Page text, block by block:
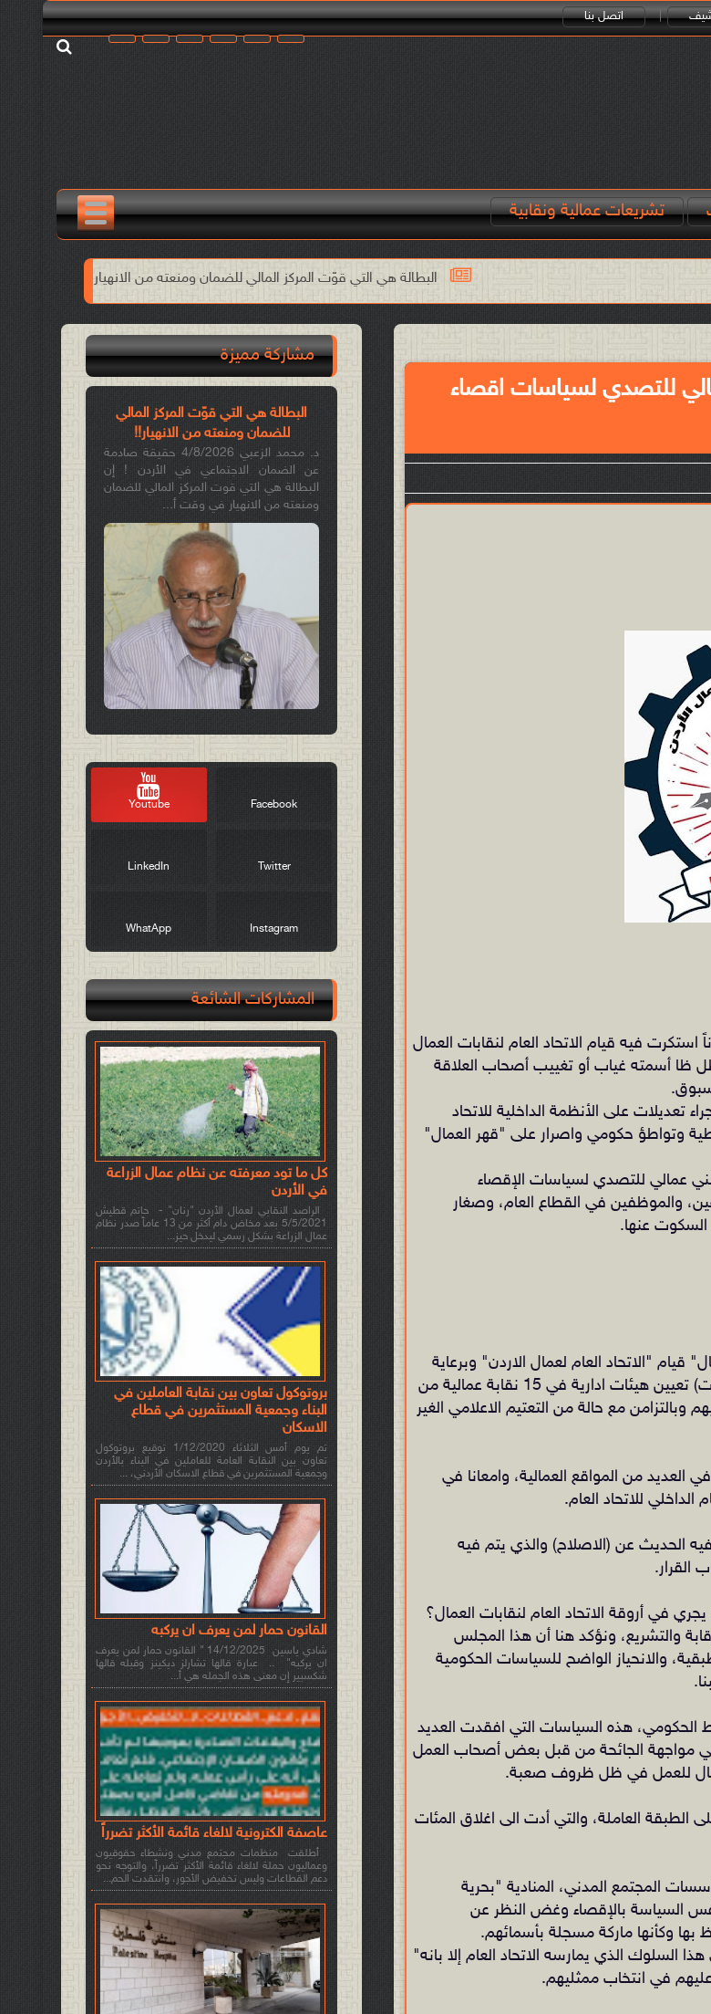
اتصل بنا
تشريعات عمالية ونقابية
البطالة هي التي قوّت المركز المالي للضمان ومنعته من الانهيار!! الأول من مايو وحدة النضال
للتصدي لسياسات اقصاء
فيه قيام الاتحاد العام لنقابات العمال
غياب أو تغييب أصحاب العلاقة
تعديلات على الأنظمة الداخلية للاتحاد
وتواطؤ حكومي واصرار على "قهر العمال"
عمالي للتصدي لسياسات الإقصاء
والموظفين في القطاع العام، ‏وصغار
السكوت عنها.
"الاتحاد العام لعمال الاردن" وبرعاية
حكومية وتحديدا من قبل وزارة العمل، بإجراء وتحت مسمى (انتخابات) تعيين هيئات ادارية في 15 نقابة عمالية من
وبالتزامن مع حالة من التعتيم الاعلامي الغير
العديد من المواقع العمالية، وامعانا في
الداخلي للاتحاد العام.
الحديث عن (الاصلاح) والذي يتم فيه
القرار.
في أروقة الاتحاد العام لنقابات العمال؟
والتشريع، ونؤكد هنا أن هذا المجلس
والانحياز الواضح للسياسات الحكومية
الحكومي، هذه السياسات التي افقدت العديد
مواجهة الجائحة من قبل بعض أصحاب العمل
للعمل في ظل ظروف صعبة.
الطبقة العاملة، والتي أدت الى اغلاق المئات
المجتمع المدني، المنادية "بحرية
السياسة بالإقصاء وغض النظر عن
بها وكأنها ماركة مسجلة بأسمائهم.
السلوك الذي يمارسه الاتحاد العام إلا بانه"
في انتخاب ممثليهم.
مشاركة مميزة
البطالة هي التي قوّت المركز المالي
للضمان ومنعته من الانهيار!!
د. محمد الزعبي 4/8/2026 حقيقة صادمة
عن الضمان الاجتماعي في الأردن ! إن
البطالة هي التي قوت المركز المالي للضمان
ومنعته من الانهيار في وقت أ...
Facebook
Youtube
Twitter
LinkedIn
Instagram
WhatApp
المشاركات الشائعة
كل ما تود معرفته عن نظام عمال الزراعة
في الأردن
الراصد النقابي لعمال الأردن "رنان" - حاتم قطيش
5/5/2021 بعد مخاض دام أكثر من 13 عاماً صدر نظام
عمال الزراعة بشكل رسمي ليدخل حيز...
بروتوكول تعاون بين نقابة العاملين في
البناء وجمعية المستثمرين في قطاع
الاسكان
تم يوم أمس الثلاثاء 1/12/2020 توقيع بروتوكول
تعاون بين النقابة العامة للعاملين في البناء بالأردن
وجمعية المستثمرين في قطاع الاسكان الأردني، ...
القانون حمار لمن يعرف ان يركبه
شادي ياسين 14/12/2025 " القانون حمار لمن يعرف
ان يركبه" .. عبارة قالها تشارلز ديكينز وقبله قالها
شكسبير إن معنى هذه الجمله هي أ...
عاصفة الكترونية لالغاء قائمة الأكثر تضرراً
أطلقت منظمات مجتمع مدني ونشطاء حقوقيون
وعماليون حملة لالغاء قائمة الأكثر تضرراً، والتوجه نحو
دعم القطاعات وليس تخفيض الأجور، وانتقدت الحم...